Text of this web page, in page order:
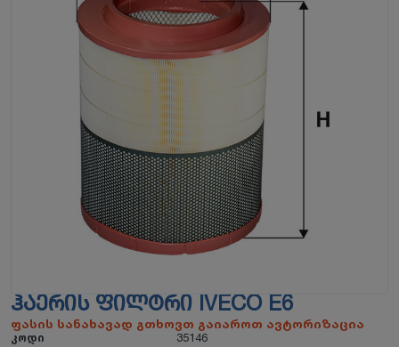
ᲰᲐᲔᲠᲘᲡ ᲤᲘᲚᲢᲠᲘ IVECO E6
ფასის სანახავად გთხოვთ გაიაროთ ავტორიზაცია
კოდი
35146